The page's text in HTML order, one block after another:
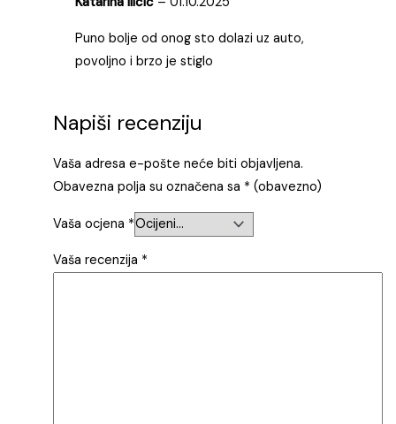
Puno bolje od onog sto dolazi uz auto,
povoljno i brzo je stiglo
Napiši recenziju
Vaša adresa e-pošte neće biti objavljena.
Obavezna polja su označena sa * (obavezno)
Vaša ocjena *
Vaša recenzija *